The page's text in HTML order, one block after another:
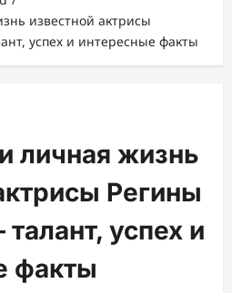
известной актрисы
успех и интересные факты
личная жизнь
Регины
успех и
факты